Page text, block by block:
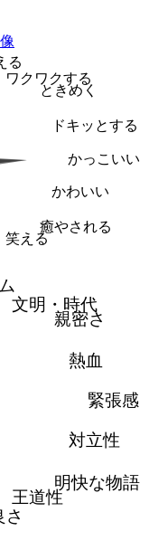
る
ワクワクする
ときめく
ドキッとする
かっこいい
かわいい
癒やされる
笑える
文明・時代
親密さ
熱血
緊張感
対立性
明快な物語
王道性
さ